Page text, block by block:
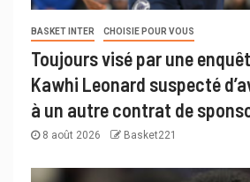
BASKET INTER CHOISIE POUR VOUS
Toujours visé par une
Kawhi Leonard suspecté
à un autre contrat de
8 août 2026 Basket221